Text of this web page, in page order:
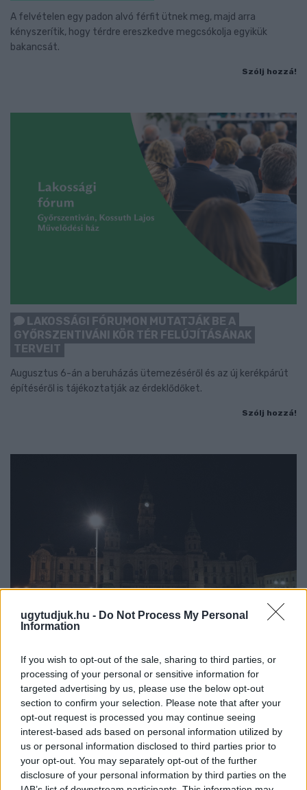
ugytudjuk.hu - Do Not Process My Personal
Information
If you wish to opt-out of the sale, sharing to third parties, or
processing of your personal or sensitive information for
targeted advertising by us, please use the below opt-out
section to confirm your selection. Please note that after your
opt-out request is processed you may continue seeing
interest-based ads based on personal information utilized by
us or personal information disclosed to third parties prior to
your opt-out. You may separately opt-out of the further
disclosure of your personal information by third parties on the
A felvételen egy padon alvó férfit ütnek meg, majd arra
kényszerítik, hogy térdre ereszkedve megcsókolja egyikük
bakancsát.
Szólj hozzá!
LAKOSSÁGI FÓRUMON MUTATJÁK BE A
GYŐRSZENTIVÁNI KÖR TÉR FELÚJÍTÁSÁNAK
TERVEIT
Augusztus 6-án a beruházás ütemezéséről és az új kerékpárút
építéséről is tájékoztatják az érdeklődőket.
Szólj hozzá!
A NAPOKBAN BEFEJEZŐDIK A GYŐRI
DÍSZKIVILÁGÍTÁS LEKAPCSOLÁSA
A város 77 helyszínén zajlik a munkavégzés, a Győr Projekt
kezelésében lévő épületek egy részét is érinti az intézkedés.
Szólj hozzá!